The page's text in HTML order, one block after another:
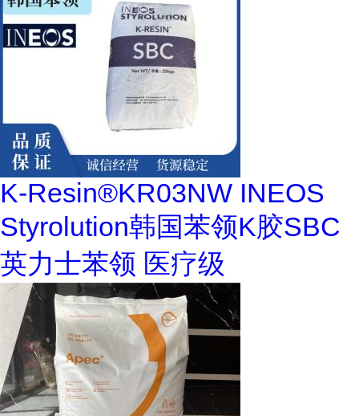
K-Resin®KR03NW INEOS
Styrolution韩国苯领K胶SBC
英力士苯领 医疗级